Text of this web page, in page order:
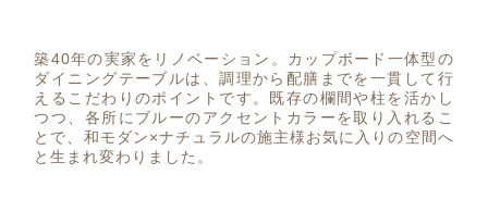
築40年の実家をリノベーション。カップボード一体型の
ダイニングテーブルは、調理から配膳までを一貫して行
えるこだわりのポイントです。既存の欄間や柱を活かし
つつ、各所にブルーのアクセントカラーを取り入れるこ
とで、和モダン×ナチュラルの施主様お気に入りの空間へ
と生まれ変わりました。